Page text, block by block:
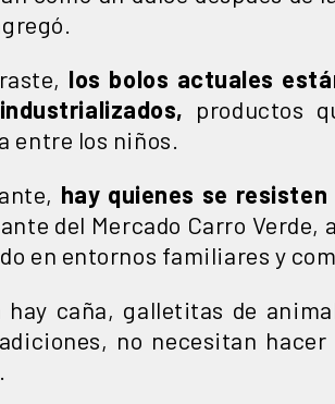
los bolos actuales
productos
entre los niños.
hay quienes se
del Mercado Carro Verde,
en entornos familiares y
hay caña, galletitas de
no necesitan